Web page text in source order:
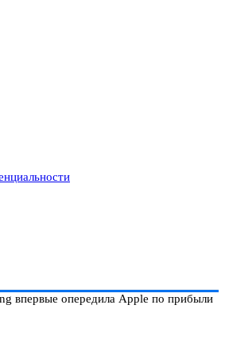
впервые опередила Apple по прибыли